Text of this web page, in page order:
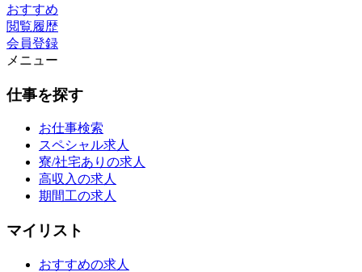
おすすめ
閲覧履歴
会員登録
メニュー
仕事を探す
お仕事検索
スペシャル求人
寮/社宅ありの求人
高収入の求人
期間工の求人
マイリスト
おすすめの求人